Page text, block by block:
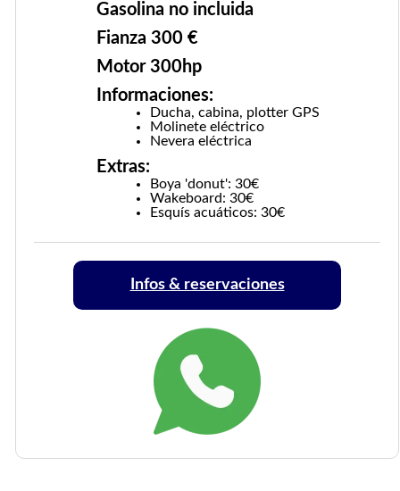
Gasolina no incluida
Fianza 300 €
Motor 300hp
Informaciones:
Ducha, cabina, plotter GPS
Molinete eléctrico
Nevera eléctrica
Extras:
Boya 'donut': 30€
Wakeboard: 30€
Esquís acuáticos: 30€
Infos & reservaciones